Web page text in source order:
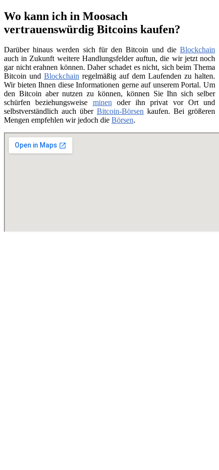
Wo kann ich in Moosach
vertrauenswürdig Bitcoins kaufen?
Darüber hinaus werden sich für den Bitcoin und die Blockchain
auch in Zukunft weitere Handlungsfelder auftun, die wir jetzt noch
gar nicht erahnen können. Daher schadet es nicht, sich beim Thema
Bitcoin und Blockchain regelmäßig auf dem Laufenden zu halten.
Wir bieten Ihnen diese Informationen gerne auf unserem Portal. Um
den Bitcoin aber nutzen zu können, können Sie Ihn sich selber
schürfen beziehungsweise minenoder ihn privat vor Ort und
selbstverständlich auch über Bitcoin-Börsen kaufen. Bei größeren
Mengen empfehlen wir jedoch die Börsen.